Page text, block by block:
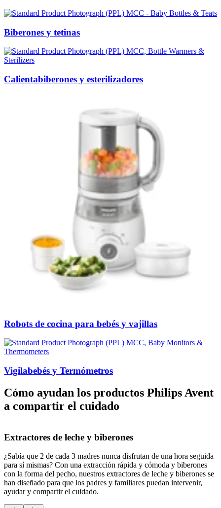
Biberones y tetinas
Calientabiberones y esterilizadores
Robots de cocina para bebés y vajillas
Vigilabebés y Termómetros
Cómo ayudan los productos Philips Avent
a compartir el cuidado
Extractores de leche y biberones
¿Sabía que 2 de cada 3 madres nunca disfrutan de una hora seguida
para sí mismas? Con una extracción rápida y cómoda y biberones
con la forma del pecho, nuestros extractores de leche y biberones se
han diseñado para que los padres y familiares puedan intervenir,
ayudar y compartir el cuidado.